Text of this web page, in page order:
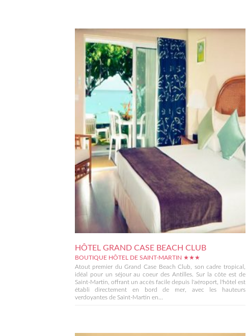
HÔTEL GRAND CASE BEACH CLUB
BOUTIQUE HÔTEL DE SAINT-MARTIN ★★★
Atout premier du Grand Case Beach Club, son cadre tropical,
idéal pour un séjour au coeur des Antilles. Sur la côte est de
Saint-Martin, offrant un accès facile depuis l'aéroport, l'hôtel est
établi directement en bord de mer, avec les hauteurs
verdoyantes de Saint-Martin en...